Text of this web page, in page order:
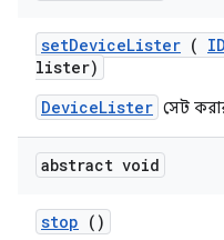
setDeviceLister (
lister)
DeviceLister সেট
abstract void
stop ()